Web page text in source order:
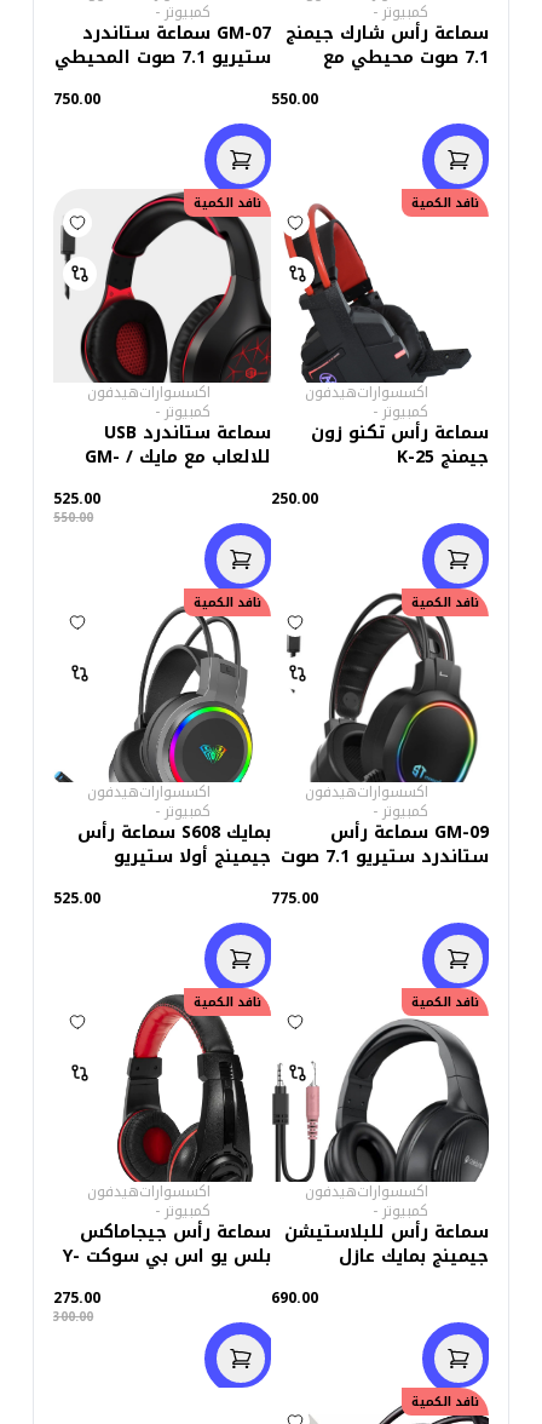
كمبيوتر -
سماعة رأس شارك جيمنج
7.1 صوت محيطي مع
550.00
كمبيوتر -
GM-07 سماعة ستاندرد
ستيريو 7.1 صوت المحيطي
750.00
نافد الكمية
اكسسوارات
كمبيوتر -
هيدفون
سماعة رأس تكنو زون
جيمنج K-25
250.00
خصم25.00
نافد الكمية
اكسسوارات
كمبيوتر -
هيدفون
سماعة ستاندرد USB
للالعاب مع مايك / GM-
525.00
550.00
نافد الكمية
اكسسوارات
كمبيوتر -
هيدفون
GM-09 سماعة رأس
ستاندرد ستيريو 7.1 صوت
775.00
نافد الكمية
اكسسوارات
كمبيوتر -
هيدفون
بمايك S608 سماعة رأس
جيمينج أولا ستيريو
525.00
نافد الكمية
اكسسوارات
كمبيوتر -
هيدفون
سماعة رأس للبلاستيشن
جيمينج بمايك عازل
690.00
خصم25.00
نافد الكمية
اكسسوارات
كمبيوتر -
هيدفون
سماعة رأس جيجاماكس
بلس يو اس بي سوكت Y-
275.00
300.00
نافد الكمية